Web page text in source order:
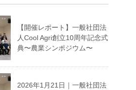
【開催レポート】一般社団法
人Cool Agri創立10周年記念式
典〜農業シンポジウム〜
2026年1月21日｜一般社団法